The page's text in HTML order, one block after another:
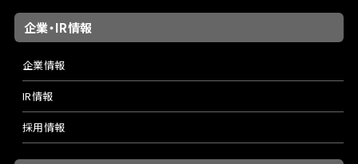
企業・IR情報
企業情報
IR情報
採用情報